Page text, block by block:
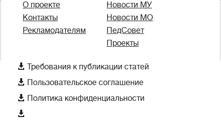
О проекте
Контакты
Рекламодателям
Новости МУ
Новости МО
ПедСовет
Проекты
 Требования к публикации статей
 Пользовательское соглашение
 Политика конфиденциальности
